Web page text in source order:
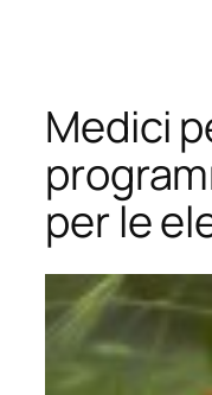
contenuto
Medici
per le